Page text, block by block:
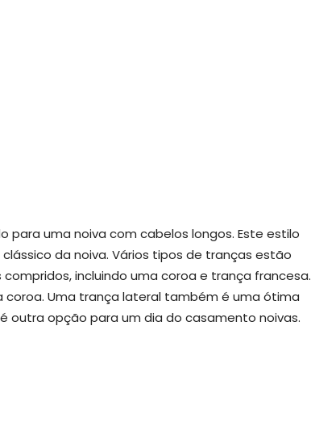
para uma noiva com cabelos longos. Este estilo
da noiva. Vários tipos de tranças estão
incluindo uma coroa e trança francesa.
Uma trança lateral também é uma ótima
outra opção para um dia do casamento noivas.